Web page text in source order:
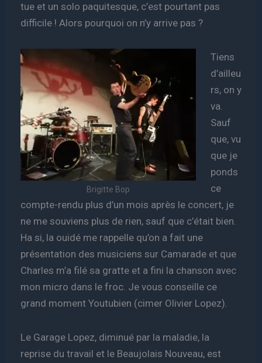
tue et un solo paquitesque, c’est pourtant pas
difficile ! Alors pourquoi on n’y arrive pas ?
Brigitte Bop
Tiens
d’ailleu
rs, on y
va.
Sauf
que, vu
que je
ponds
ce
compte-rendu plus d’un mois après le concert, je
ne me souviens plus de rien, sauf que c’était bien.
Ha si, la ouidé me rappelle qu’on a fait une
présentation des musiciens sur Camarade et que
Charles m’a filé sa gratte et a fini la chanson avec
mon micro dans le froc. Je vous conseille ce
grand moment Youtubien (cimer Olivier Lopez).
Le Garage Lopez, diminué par la maladie, la
reprise du travail et le Beaujolais Nouveau, est